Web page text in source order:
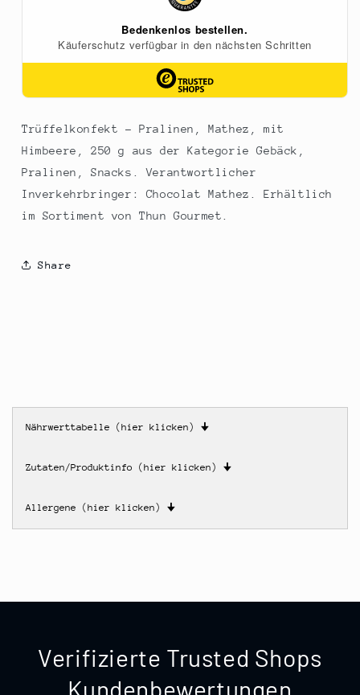
Trüffelkonfekt - Pralinen, Mathez, mit
Himbeere, 250 g aus der Kategorie Gebäck,
Pralinen, Snacks. Verantwortlicher
Inverkehrbringer: Chocolat Mathez. Erhältlich
im Sortiment von Thun Gourmet.
Share
Nährwerttabelle (hier klicken) 🠋
Zutaten/Produktinfo (hier klicken) 🠋
Allergene (hier klicken) 🠋
Verifizierte Trusted Shops
Kundenbewertungen